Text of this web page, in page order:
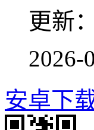
更新：
2026-
安卓下